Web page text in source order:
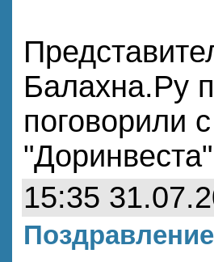
Балахна.Ру
поговорили
15:35